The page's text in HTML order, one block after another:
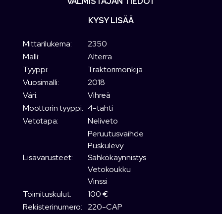
KYSY LISÄÄ
Mittarilukema:
2350
Malli:
Alterra
Tyyppi:
Traktorimönkijä
Vuosimalli:
2018
Väri:
Vihreä
Moottorin tyyppi: 4-tahti
Vetotapa:
Neliveto
Lisävarusteet:
Peruutusvaihde
Puskulevy
Sähkökäynnistys
Vetokoukku
Vinssi
Toimituskulut:
100 €
Rekisterinumero: 220-CAP